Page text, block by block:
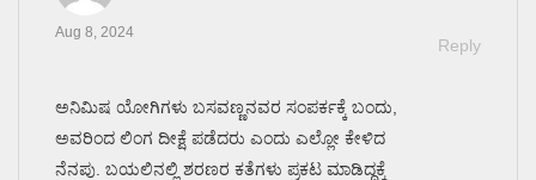
Aug 8, 2024
Reply
ಅನಿಮಿಷ ಯೋಗಿಗಳು ಬಸವಣ್ಣನವರ ಸಂಪರ್ಕಕ್ಕೆ ಬಂದು,
ಅವರಿಂದ ಲಿಂಗ ದೀಕ್ಷೆ ಪಡೆದರು ಎಂದು ಎಲ್ಲೋ ಕೇಳಿದ
ನೆನಪು. ಬಯಲಿನಲ್ಲಿ ಶರಣರ ಕತೆಗಳು ಪ್ರಕಟ ಮಾಡಿದ್ದಕ್ಕೆ